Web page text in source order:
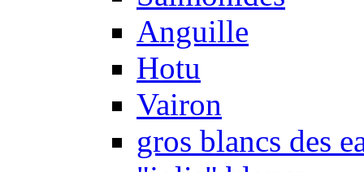
Anguille
Hotu
Vairon
gros blancs des